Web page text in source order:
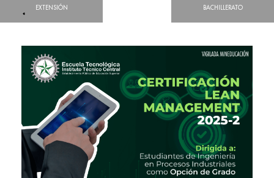
EXTENSIÓN BACHILLERATO